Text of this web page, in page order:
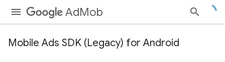
AdMob
Mobile Ads SDK (Legacy) for Android